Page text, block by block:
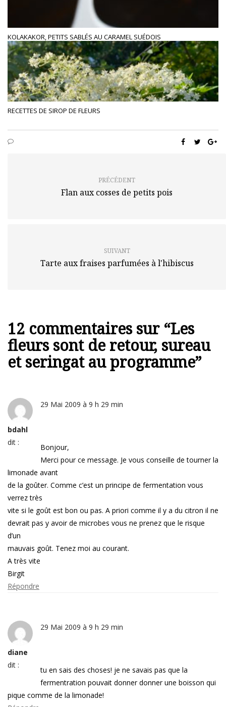
KOLAKAKOR, PETITS SABLÉS AU CARAMEL SUÉDOIS
RECETTES DE SIROP DE FLEURS
PRÉCÉDENT
Flan aux cosses de petits pois
SUIVANT
Tarte aux fraises parfumées à l'hibiscus
12 commentaires sur “Les
fleurs sont de retour, sureau
et seringat au programme”
bdahl
dit :
29 Mai 2009 à 9 h 29 min
Bonjour,
Merci pour ce message. Je vous conseille de tourner la
limonade avant
de la goûter. Comme c’est un principe de fermentation vous
verrez très
vite si le goût est bon ou pas. A priori comme il y a du citron il ne
devrait pas y avoir de microbes vous ne prenez que le risque
d’un
mauvais goût. Tenez moi au courant.
A très vite
Birgit
Répondre
diane
dit :
29 Mai 2009 à 9 h 29 min
tu en sais des choses! je ne savais pas que la
fermentration pouvait donner donner une boisson qui
pique comme de la limonade!